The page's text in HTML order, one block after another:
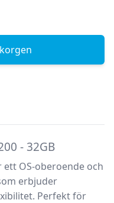
- 32GB
ett OS-oberoende och
erbjuder
Perfekt för